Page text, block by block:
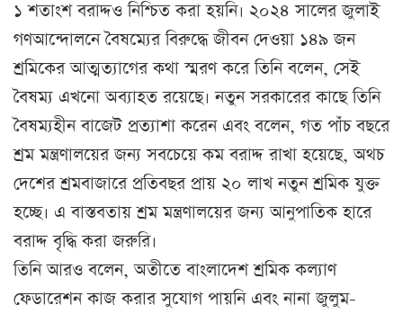
১ শতাংশ বরাদ্দও নিশ্চিত করা হয়নি। ২০২৪ সালের জুলাই
গণআন্দোলনে বৈষম্যের বিরুদ্ধে জীবন দেওয়া ১৪৯ জন
শ্রমিকের আত্মত্যাগের কথা স্মরণ করে তিনি বলেন, সেই
বৈষম্য এখনো অব্যাহত রয়েছে। নতুন সরকারের কাছে তিনি
বৈষম্যহীন বাজেট প্রত্যাশা করেন এবং বলেন, গত পাঁচ বছরে
শ্রম মন্ত্রণালয়ের জন্য সবচেয়ে কম বরাদ্দ রাখা হয়েছে, অথচ
দেশের শ্রমবাজারে প্রতিবছর প্রায় ২০ লাখ নতুন শ্রমিক যুক্ত
হচ্ছে। এ বাস্তবতায় শ্রম মন্ত্রণালয়ের জন্য আনুপাতিক হারে
বরাদ্দ বৃদ্ধি করা জরুরি।
তিনি আরও বলেন, অতীতে বাংলাদেশ শ্রমিক কল্যাণ
ফেডারেশন কাজ করার সুযোগ পায়নি এবং নানা জুলুম-